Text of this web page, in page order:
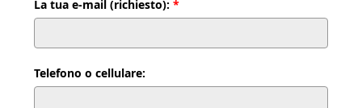
La tua e-mail (richiesto):*
Telefono o cellulare: